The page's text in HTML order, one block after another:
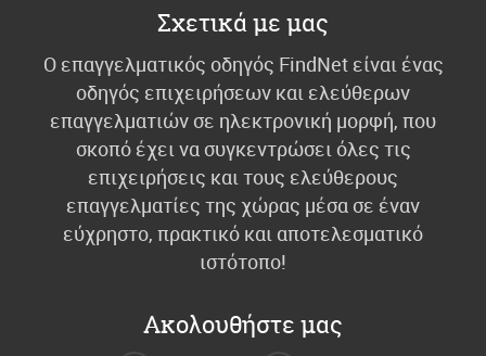
Σχετικά με μας
Ο επαγγελματικός οδηγός FindNet είναι ένας
οδηγός επιχειρήσεων και ελεύθερων
επαγγελματιών σε ηλεκτρονική μορφή, που
σκοπό έχει να συγκεντρώσει όλες τις
επιχειρήσεις και τους ελεύθερους
επαγγελματίες της χώρας μέσα σε έναν
εύχρηστο, πρακτικό και αποτελεσματικό
ιστότοπο!
Ακολουθήστε μας